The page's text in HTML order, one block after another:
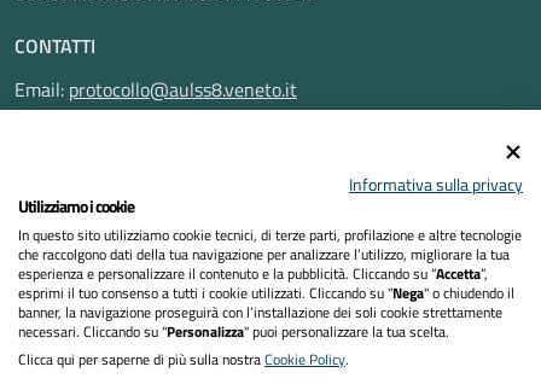
CONTATTI
Email: protocollo@aulss8.veneto.it
Pec:protocollo.aulss8@pecveneto.it
Privacy Policy
Dichiarazione di accessibilità
Informativa sulla privacy
Utilizziamo i cookie
In questo sito utilizziamo cookie tecnici, di terze parti, profilazione e altre tecnologie
che raccolgono dati della tua navigazione per analizzare l’utilizzo, migliorare la tua
esperienza e personalizzare il contenuto e la pubblicità. Cliccando su “Accetta”,
esprimi il tuo consenso a tutti i cookie utilizzati. Cliccando su "Nega" o chiudendo il
banner, la navigazione proseguirà con l’installazione dei soli cookie strettamente
necessari. Cliccando su "Personalizza" puoi personalizzare la tua scelta.
Clicca qui per saperne di più sulla nostraCookie Policy.